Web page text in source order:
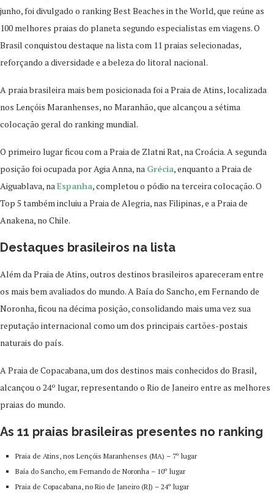
junho, foi divulgado o ranking Best Beaches in the World, que reúne as
100 melhores praias do planeta segundo especialistas em viagens. O
Brasil conquistou destaque na lista com 11 praias selecionadas,
reforçando a diversidade e a beleza do litoral nacional.
A praia brasileira mais bem posicionada foi a Praia de Atins, localizada
nos Lençóis Maranhenses, no Maranhão, que alcançou a sétima
colocação geral do ranking mundial.
O primeiro lugar ficou com a Praia de Zlatni Rat, na Croácia. A segunda
posição foi ocupada por Agia Anna, na Grécia, enquanto a Praia de
Aiguablava, naEspanha, completou o pódio na terceira colocação. O
Top 5 também incluiu a Praia de Alegria, nas Filipinas, e a Praia de
Anakena, no Chile.
Destaques brasileiros na lista
Além da Praia de Atins, outros destinos brasileiros apareceram entre
os mais bem avaliados do mundo. A Baía do Sancho, em Fernando de
Noronha, ficou na décima posição, consolidando mais uma vez sua
reputação internacional como um dos principais cartões-postais
naturais do país.
A Praia de Copacabana, um dos destinos mais conhecidos do Brasil,
alcançou o 24º lugar, representando o Rio de Janeiro entre as melhores
praias do mundo.
As 11 praias brasileiras presentes no ranking
Praia de Atins, nos Lençóis Maranhenses (MA) – 7º lugar
Baía do Sancho, em Fernando de Noronha – 10º lugar
Praia de Copacabana, no Rio de Janeiro (RJ) – 24º lugar